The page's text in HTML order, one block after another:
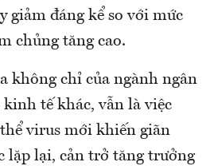
giảm đáng kể so với mức
chủng tăng cao.
không chỉ của ngành ngân
kinh tế khác, vẫn là việc
virus mới khiến giãn
lặp lại, cản trở tăng trưởng